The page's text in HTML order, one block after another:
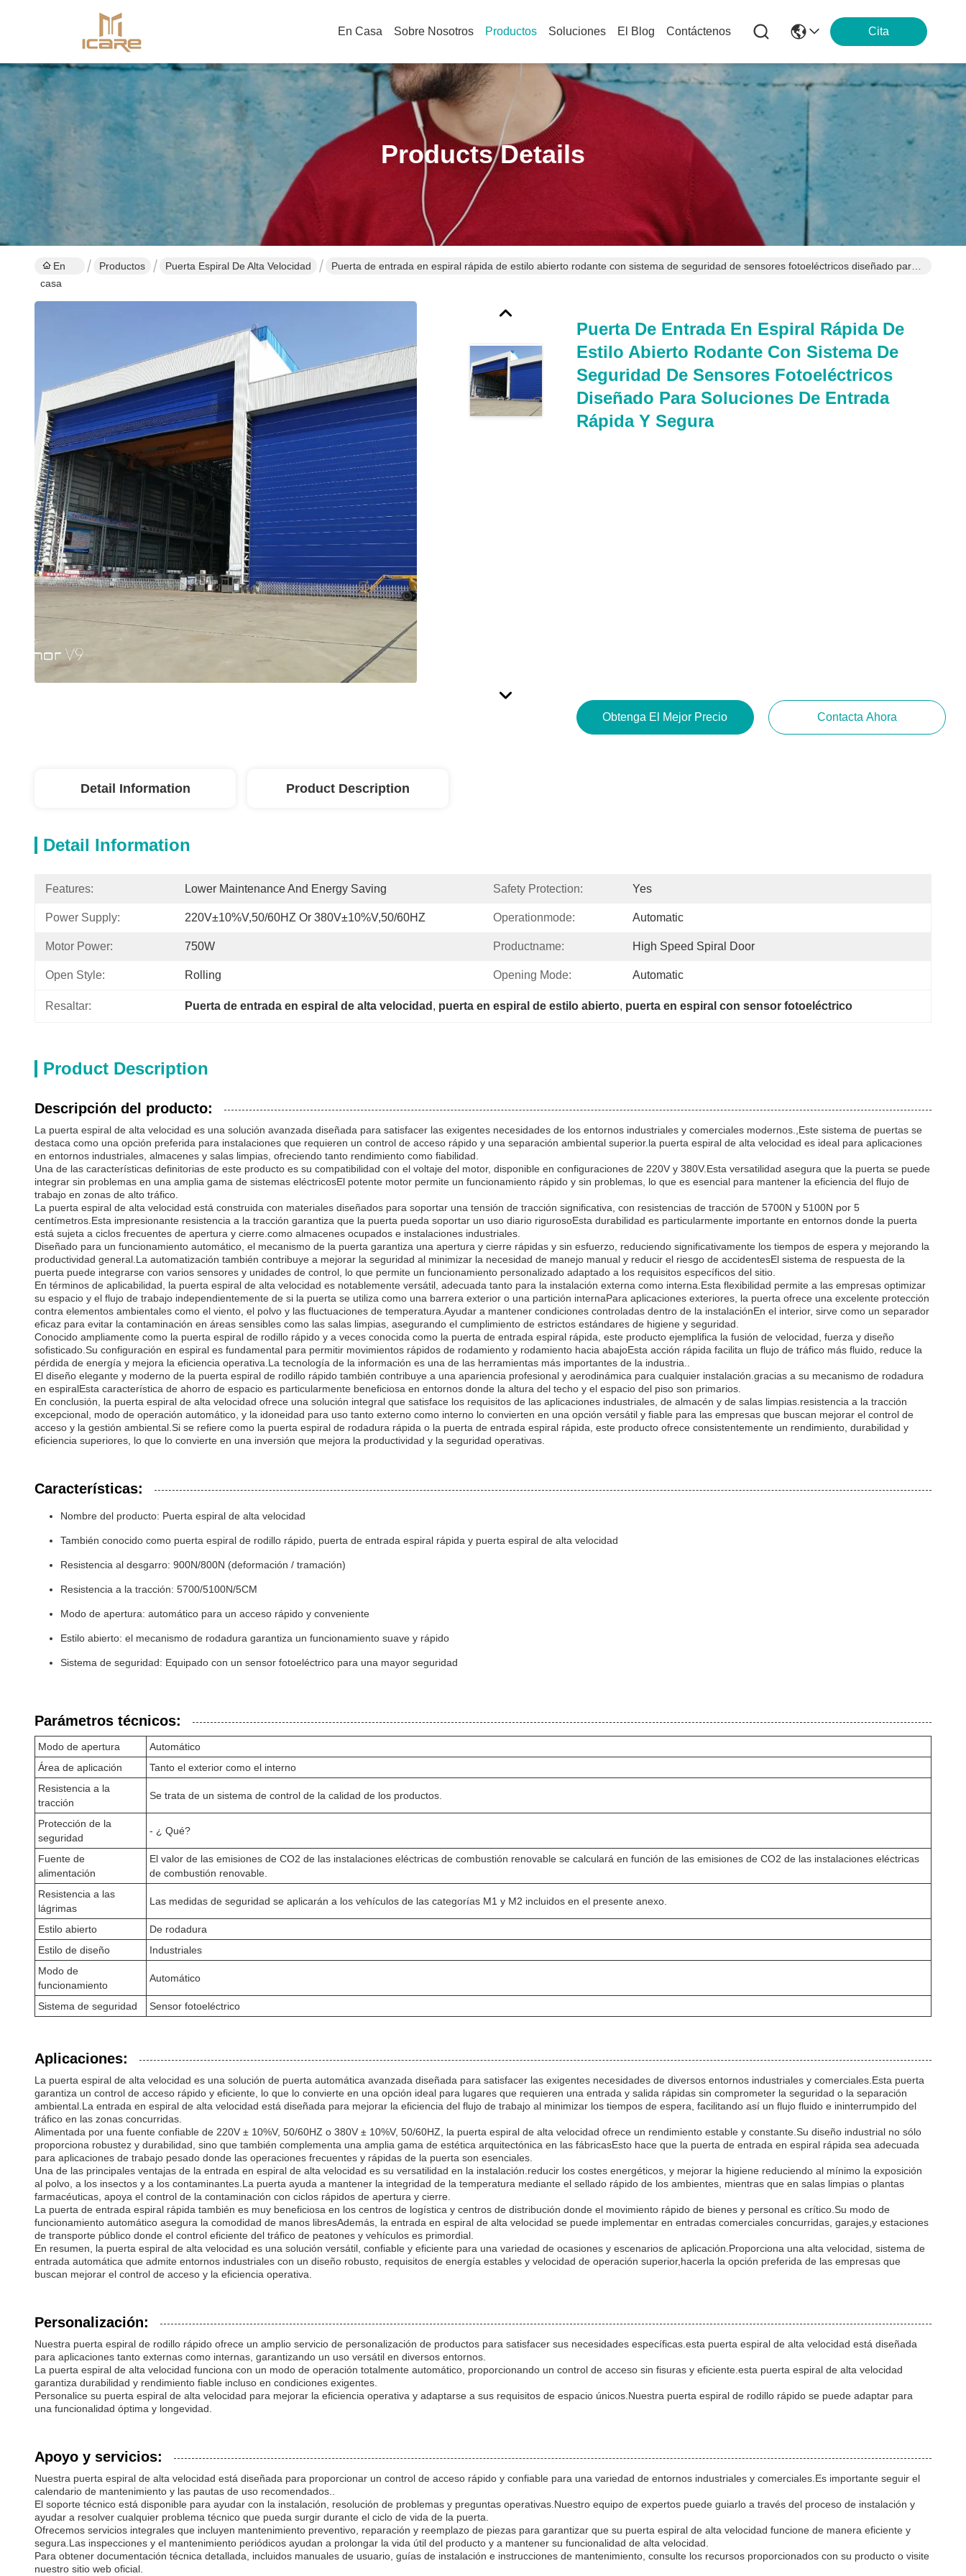
En Casa Sobre Nosotros Productos Soluciones El Blog Contáctenos Cita
Products Details
En
casa
Productos Puerta Espiral De Alta Velocidad
Puerta de entrada en espiral rápida de estilo abierto rodante con sistema de seguridad de sensores fotoeléctricos diseñado para
Puerta De Entrada En Espiral Rápida De
Estilo Abierto Rodante Con Sistema De
Seguridad De Sensores Fotoeléctricos
Diseñado Para Soluciones De Entrada
Rápida Y Segura
Obtenga El Mejor Precio Contacta Ahora
Detail Information Product Description
Detail Information
Features: Lower Maintenance And Energy Saving Safety Protection: Yes
Power Supply: 220V±10%V,50/60HZ Or 380V±10%V,50/60HZ Operationmode: Automatic
Motor Power: 750W Productname: High Speed Spiral Door
Open Style: Rolling Opening Mode: Automatic
Resaltar: Puerta de entrada en espiral de alta velocidad , puerta en espiral de estilo abierto, puerta en espiral con sensor fotoeléctrico
Product Description
Descripción del producto:
La puerta espiral de alta velocidad es una solución avanzada diseñada para satisfacer las exigentes necesidades de los entornos industriales y comerciales modernos.,Este sistema de puertas se
destaca como una opción preferida para instalaciones que requieren un control de acceso rápido y una separación ambiental superior.la puerta espiral de alta velocidad es ideal para aplicaciones
en entornos industriales, almacenes y salas limpias, ofreciendo tanto rendimiento como fiabilidad.
Una de las características definitorias de este producto es su compatibilidad con el voltaje del motor, disponible en configuraciones de 220V y 380V.Esta versatilidad asegura que la puerta se puede
integrar sin problemas en una amplia gama de sistemas eléctricosEl potente motor permite un funcionamiento rápido y sin problemas, lo que es esencial para mantener la eficiencia del flujo de
trabajo en zonas de alto tráfico.
La puerta espiral de alta velocidad está construida con materiales diseñados para soportar una tensión de tracción significativa, con resistencias de tracción de 5700N y 5100N por 5
centímetros.Esta impresionante resistencia a la tracción garantiza que la puerta pueda soportar un uso diario rigurosoEsta durabilidad es particularmente importante en entornos donde la puerta
está sujeta a ciclos frecuentes de apertura y cierre.como almacenes ocupados e instalaciones industriales.
Diseñado para un funcionamiento automático, el mecanismo de la puerta garantiza una apertura y cierre rápidas y sin esfuerzo, reduciendo significativamente los tiempos de espera y mejorando la
productividad general.La automatización también contribuye a mejorar la seguridad al minimizar la necesidad de manejo manual y reducir el riesgo de accidentesEl sistema de respuesta de la
puerta puede integrarse con varios sensores y unidades de control, lo que permite un funcionamiento personalizado adaptado a los requisitos específicos del sitio.
En términos de aplicabilidad, la puerta espiral de alta velocidad es notablemente versátil, adecuada tanto para la instalación externa como interna.Esta flexibilidad permite a las empresas optimizar
su espacio y el flujo de trabajo independientemente de si la puerta se utiliza como una barrera exterior o una partición internaPara aplicaciones exteriores, la puerta ofrece una excelente protección
contra elementos ambientales como el viento, el polvo y las fluctuaciones de temperatura.Ayudar a mantener condiciones controladas dentro de la instalaciónEn el interior, sirve como un separador
eficaz para evitar la contaminación en áreas sensibles como las salas limpias, asegurando el cumplimiento de estrictos estándares de higiene y seguridad.
Conocido ampliamente como la puerta espiral de rodillo rápido y a veces conocida como la puerta de entrada espiral rápida, este producto ejemplifica la fusión de velocidad, fuerza y diseño
sofisticado.Su configuración en espiral es fundamental para permitir movimientos rápidos de rodamiento y rodamiento hacia abajoEsta acción rápida facilita un flujo de tráfico más fluido, reduce la
pérdida de energía y mejora la eficiencia operativa.La tecnología de la información es una de las herramientas más importantes de la industria..
El diseño elegante y moderno de la puerta espiral de rodillo rápido también contribuye a una apariencia profesional y aerodinámica para cualquier instalación.gracias a su mecanismo de rodadura
en espiralEsta característica de ahorro de espacio es particularmente beneficiosa en entornos donde la altura del techo y el espacio del piso son primarios.
En conclusión, la puerta espiral de alta velocidad ofrece una solución integral que satisface los requisitos de las aplicaciones industriales, de almacén y de salas limpias.resistencia a la tracción
excepcional, modo de operación automático, y la idoneidad para uso tanto externo como interno lo convierten en una opción versátil y fiable para las empresas que buscan mejorar el control de
acceso y la gestión ambiental.Si se refiere como la puerta espiral de rodadura rápida o la puerta de entrada espiral rápida, este producto ofrece consistentemente un rendimiento, durabilidad y
eficiencia superiores, lo que lo convierte en una inversión que mejora la productividad y la seguridad operativas.
Características:
Nombre del producto: Puerta espiral de alta velocidad
También conocido como puerta espiral de rodillo rápido, puerta de entrada espiral rápida y puerta espiral de alta velocidad
Resistencia al desgarro: 900N/800N (deformación / tramación)
Resistencia a la tracción: 5700/5100N/5CM
Modo de apertura: automático para un acceso rápido y conveniente
Estilo abierto: el mecanismo de rodadura garantiza un funcionamiento suave y rápido
Sistema de seguridad: Equipado con un sensor fotoeléctrico para una mayor seguridad
Parámetros técnicos:
Modo de apertura
Automático
Área de aplicación
Tanto el exterior como el interno
Resistencia a la
tracción
Se trata de un sistema de control de la calidad de los productos.
Protección de la
seguridad
- ¿ Qué?
Fuente de
alimentación
El valor de las emisiones de CO2 de las instalaciones eléctricas de combustión renovable se calculará en función de las emisiones de CO2 de las instalaciones eléctricas
de combustión renovable.
Resistencia a las
lágrimas
Las medidas de seguridad se aplicarán a los vehículos de las categorías M1 y M2 incluidos en el presente anexo.
Estilo abierto
De rodadura
Estilo de diseño
Industriales
Modo de
funcionamiento
Automático
Sistema de seguridad Sensor fotoeléctrico
Aplicaciones:
La puerta espiral de alta velocidad es una solución de puerta automática avanzada diseñada para satisfacer las exigentes necesidades de diversos entornos industriales y comerciales.Esta puerta
garantiza un control de acceso rápido y eficiente, lo que lo convierte en una opción ideal para lugares que requieren una entrada y salida rápidas sin comprometer la seguridad o la separación
ambiental.La entrada en espiral de alta velocidad está diseñada para mejorar la eficiencia del flujo de trabajo al minimizar los tiempos de espera, facilitando así un flujo fluido e ininterrumpido del
tráfico en las zonas concurridas.
Alimentada por una fuente confiable de 220V ± 10%V, 50/60HZ o 380V ± 10%V, 50/60HZ, la puerta espiral de alta velocidad ofrece un rendimiento estable y constante.Su diseño industrial no sólo
proporciona robustez y durabilidad, sino que también complementa una amplia gama de estética arquitectónica en las fábricasEsto hace que la puerta de entrada en espiral rápida sea adecuada
para aplicaciones de trabajo pesado donde las operaciones frecuentes y rápidas de la puerta son esenciales.
Una de las principales ventajas de la entrada en espiral de alta velocidad es su versatilidad en la instalación.reducir los costes energéticos, y mejorar la higiene reduciendo al mínimo la exposición
al polvo, a los insectos y a los contaminantes.La puerta ayuda a mantener la integridad de la temperatura mediante el sellado rápido de los ambientes, mientras que en salas limpias o plantas
farmacéuticas, apoya el control de la contaminación con ciclos rápidos de apertura y cierre.
La puerta de entrada espiral rápida también es muy beneficiosa en los centros de logística y centros de distribución donde el movimiento rápido de bienes y personal es crítico.Su modo de
funcionamiento automático asegura la comodidad de manos libresAdemás, la entrada en espiral de alta velocidad se puede implementar en entradas comerciales concurridas, garajes,y estaciones
de transporte público donde el control eficiente del tráfico de peatones y vehículos es primordial.
En resumen, la puerta espiral de alta velocidad es una solución versátil, confiable y eficiente para una variedad de ocasiones y escenarios de aplicación.Proporciona una alta velocidad, sistema de
entrada automática que admite entornos industriales con un diseño robusto, requisitos de energía estables y velocidad de operación superior,hacerla la opción preferida de las empresas que
buscan mejorar el control de acceso y la eficiencia operativa.
Personalización:
Nuestra puerta espiral de rodillo rápido ofrece un amplio servicio de personalización de productos para satisfacer sus necesidades específicas.esta puerta espiral de alta velocidad está diseñada
para aplicaciones tanto externas como internas, garantizando un uso versátil en diversos entornos.
La puerta espiral de alta velocidad funciona con un modo de operación totalmente automático, proporcionando un control de acceso sin fisuras y eficiente.esta puerta espiral de alta velocidad
garantiza durabilidad y rendimiento fiable incluso en condiciones exigentes.
Personalice su puerta espiral de alta velocidad para mejorar la eficiencia operativa y adaptarse a sus requisitos de espacio únicos.Nuestra puerta espiral de rodillo rápido se puede adaptar para
una funcionalidad óptima y longevidad.
Apoyo y servicios:
Nuestra puerta espiral de alta velocidad está diseñada para proporcionar un control de acceso rápido y confiable para una variedad de entornos industriales y comerciales.Es importante seguir el
calendario de mantenimiento y las pautas de uso recomendados..
El soporte técnico está disponible para ayudar con la instalación, resolución de problemas y preguntas operativas.Nuestro equipo de expertos puede guiarlo a través del proceso de instalación y
ayudar a resolver cualquier problema técnico que pueda surgir durante el ciclo de vida de la puerta.
Ofrecemos servicios integrales que incluyen mantenimiento preventivo, reparación y reemplazo de piezas para garantizar que su puerta espiral de alta velocidad funcione de manera eficiente y
segura.Las inspecciones y el mantenimiento periódicos ayudan a prolongar la vida útil del producto y a mantener su funcionalidad de alta velocidad.
Para obtener documentación técnica detallada, incluidos manuales de usuario, guías de instalación e instrucciones de mantenimiento, consulte los recursos proporcionados con su producto o visite
nuestro sitio web oficial.